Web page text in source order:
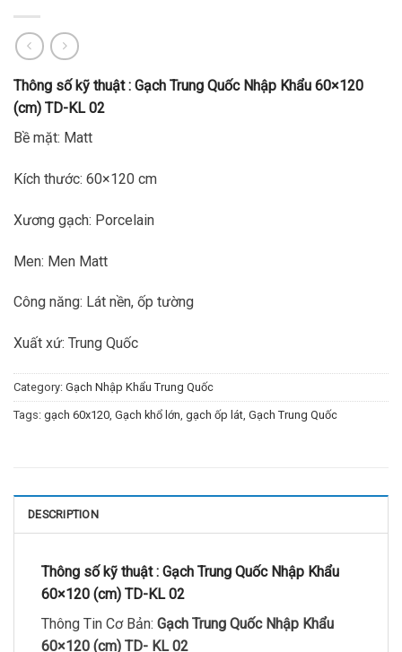
Thông số kỹ thuật : Gạch Trung Quốc Nhập Khẩu 60×120
(cm) TD-KL 02
Bề mặt: Matt
Kích thước: 60×120 cm
Xương gạch: Porcelain
Men: Men Matt
Công năng: Lát nền, ốp tường
Xuất xứ: Trung Quốc
Category: Gạch Nhập Khẩu Trung Quốc
Tags: gạch 60x120, Gạch khổ lớn, gạch ốp lát, Gạch Trung Quốc
DESCRIPTION
Thông số kỹ thuật : Gạch Trung Quốc Nhập Khẩu
60×120 (cm) TD-KL 02
Thông Tin Cơ Bản: Gạch Trung Quốc Nhập Khẩu
60×120 (cm) TD- KL 02